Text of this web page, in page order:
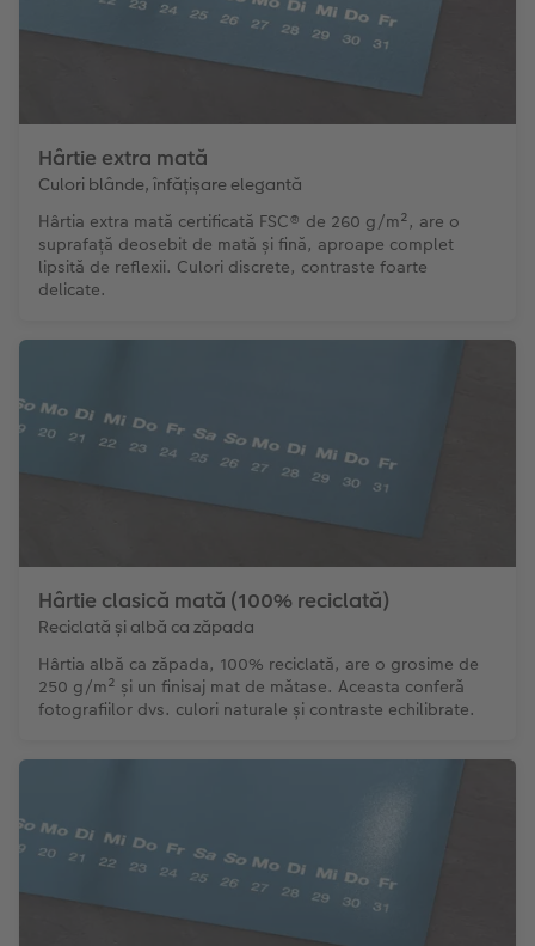
Hârtie extra mată
Culori blânde, înfățișare elegantă
Hârtia extra mată certificată FSC® de 260 g/m², are o
suprafață deosebit de mată și fină, aproape complet
lipsită de reflexii. Culori discrete, contraste foarte
delicate.
Hârtie clasică mată (100% reciclată)
Reciclată și albă ca zăpada
Hârtia albă ca zăpada, 100% reciclată, are o grosime de
250 g/m² și un finisaj mat de mătase. Aceasta conferă
fotografiilor dvs. culori naturale și contraste echilibrate.